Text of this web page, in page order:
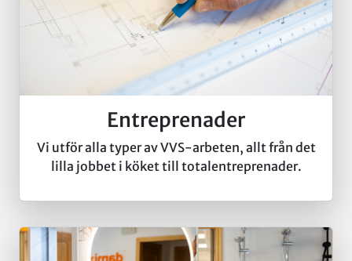
Entreprenader
Vi utför alla typer av VVS-arbeten, allt från det
lilla jobbet i köket till totalentreprenader.